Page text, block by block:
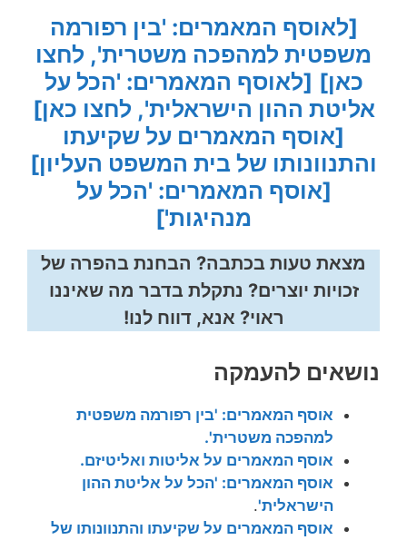
[לאוסף המאמרים: 'בין רפורמה
משפטית למהפכה משטרית', לחצו
כאן] [לאוסף המאמרים: 'הכל על
אליטת ההון הישראלית', לחצו כאן]
[אוסף המאמרים על שקיעתו
והתנוונותו של בית המשפט העליון]
[אוסף המאמרים: 'הכל על
מנהיגות']
מצאת טעות בכתבה? הבחנת בהפרה של
זכויות יוצרים? נתקלת בדבר מה שאיננו
ראוי? אנא, דווח לנו!
נושאים להעמקה
אוסף המאמרים: 'בין רפורמה משפטית
למהפכה משטרית'.
אוסף המאמרים על אליטות ואליטיזם.
אוסף המאמרים: 'הכל על אליטת ההון
הישראלית'.
אוסף המאמרים על שקיעתו והתנוונותו של